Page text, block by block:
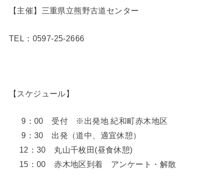
【主催】三重県立熊野古道センター
TEL：0597-25-2666
【スケジュール】
9：00 受付 ※出発地 紀和町赤木地区
9：30 出発（道中、適宜休憩）
12：30 丸山千枚田(昼食休憩)
15：00 赤木地区到着 アンケート・解散